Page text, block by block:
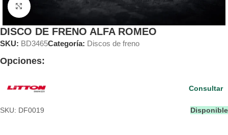
Clic para ampliar
DISCO DE FRENO ALFA ROMEO
SKU: BD3465Categoría: Discos de freno
Opciones:
SKU: DF0019 Disponible
Consultar